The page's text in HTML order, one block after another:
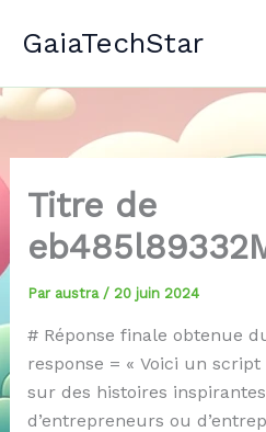
GaiaTechStar
Titre de
Par austra / 20 juin 2024
# Réponse finale obtenue
response = « Voici un
sur des histoires
d’entrepreneurs ou